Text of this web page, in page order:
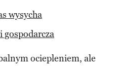
wysycha
gospodarcza
ociepleniem, ale